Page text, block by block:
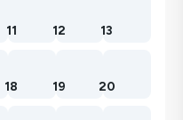
11 12 13
18 19 20